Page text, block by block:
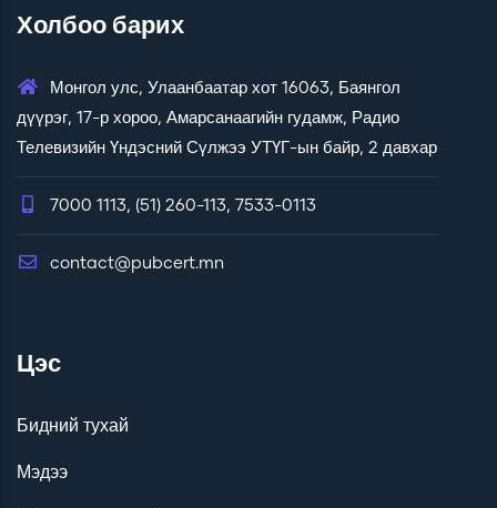
Холбоо барих
Монгол улс, Улаанбаатар хот 16063, Баянгол
дүүрэг, 17-р хороо, Амарсанаагийн гудамж, Радио
Телевизийн Үндэсний Сүлжээ УТҮГ-ын байр, 2 давхар
7000 1113, (51) 260-113, 7533-0113
contact@pubcert.mn
Цэс
Бидний тухай
Мэдээ